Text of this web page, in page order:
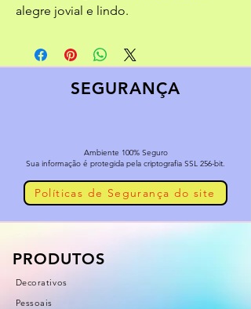
alegre jovial e lindo.
SEGURANÇA
Ambiente 100% Seguro
Sua informação é protegida pela criptografia SSL 256-bit.
Políticas de Segurança do site
PRODUTOS
Decorativos
Pessoais